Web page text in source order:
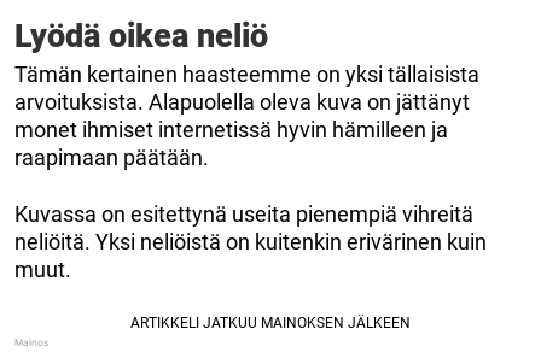
Lyödä oikea neliö
Tämän kertainen haasteemme on yksi tällaisista
arvoituksista. Alapuolella oleva kuva on jättänyt
monet ihmiset internetissä hyvin hämilleen ja
raapimaan päätään.
Kuvassa on esitettynä useita pienempiä vihreitä
neliöitä. Yksi neliöistä on kuitenkin erivärinen kuin
muut.